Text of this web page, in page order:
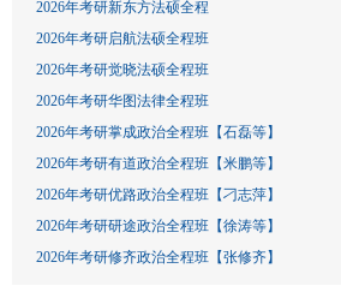
2026年考研新东方法硕全程
2026年考研启航法硕全程班
2026年考研觉晓法硕全程班
2026年考研华图法律全程班
2026年考研掌成政治全程班【石磊等】
2026年考研有道政治全程班【米鹏等】
2026年考研优路政治全程班【刁志萍】
2026年考研研途政治全程班【徐涛等】
2026年考研修齐政治全程班【张修齐】